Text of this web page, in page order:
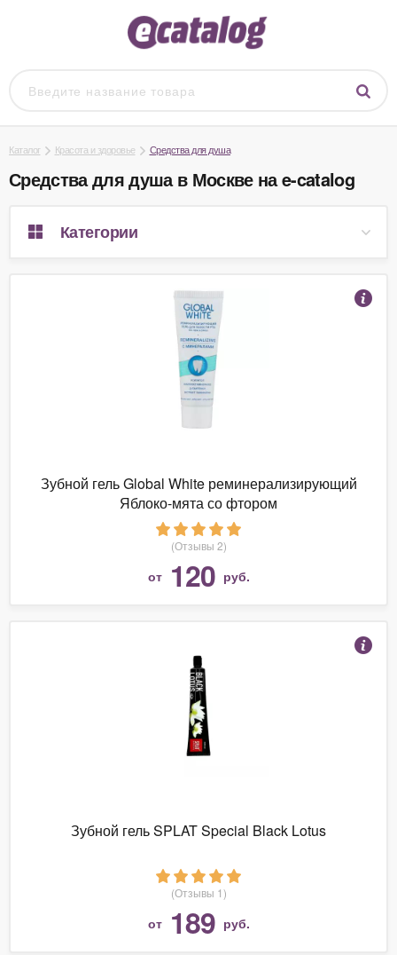
Каталог Красота и здоровье Средства для душа
Средства для душа в Москве на e-catalog
Категории
Зубной гель Global White реминерализирующий
Яблоко-мята со фтором
(Отзывы 2)
от 120 руб.
Зубной гель SPLAT Special Black Lotus
(Отзывы 1)
от 189 руб.